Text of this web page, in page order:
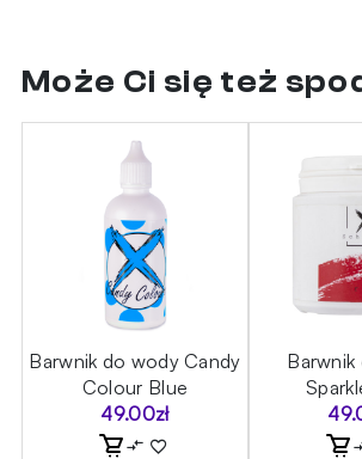
Może Ci się też
Barwnik do wody Candy
Colour Blue
49.00zł